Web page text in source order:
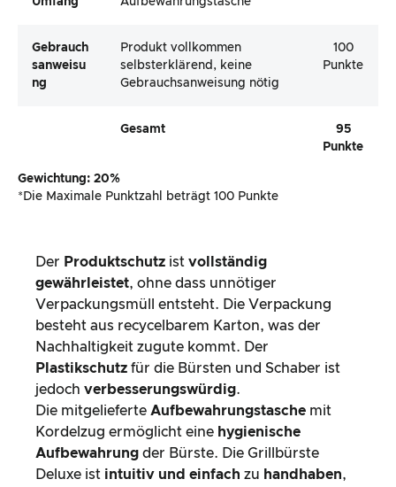
Gebrauch
Sanweisu
Ng
Produkt vollkommen
selbsterklärend, keine
Gebrauchsanweisung nötig
100
Punkte
Gesamt
95
Punkte
Gewichtung: 20%
*Die Maximale Punktzahl beträgt 100 Punkte
Der Produktschutz ist vollständig
gewährleistet, ohne dass unnötiger
Verpackungsmüll entsteht. Die Verpackung
besteht aus recycelbarem Karton, was der
Nachhaltigkeit zugute kommt. Der
Plastikschutz für die Bürsten und Schaber ist
jedoch verbesserungswürdig.
Die mitgelieferte Aufbewahrungstasche mit
Kordelzug ermöglicht eine hygienische
Aufbewahrung der Bürste. Die Grillbürste
Deluxe ist intuitiv und einfach zu handhaben,